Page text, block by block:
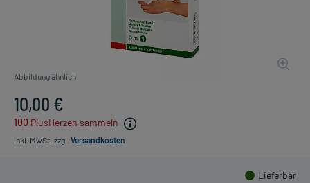
Abbildung ähnlich
10,00 €
100 PlusHerzen sammeln
inkl. MwSt. zzgl. Versandkosten
Lieferbar